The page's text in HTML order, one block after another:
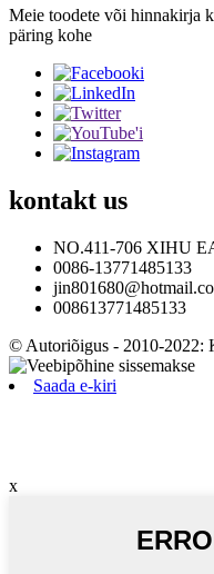
Meie toodete või hinnakirja
päring kohe
kontakt us
NO.411-706 XIHU
0086-13771485133
008613771485133
© Autoriõigus - 2010-2022:
Saada e-kiri
x